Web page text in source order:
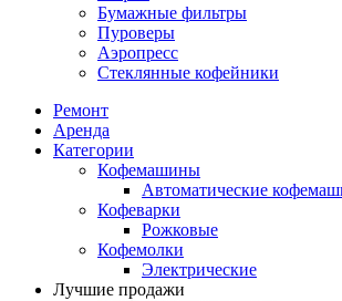
Бумажные фильтры
Пуроверы
Аэропресс
Стеклянные кофейники
Ремонт
Аренда
Категории
Кофемашины
Автоматические
Кофеварки
Рожковые
Кофемолки
Электрические
Лучшие продажи